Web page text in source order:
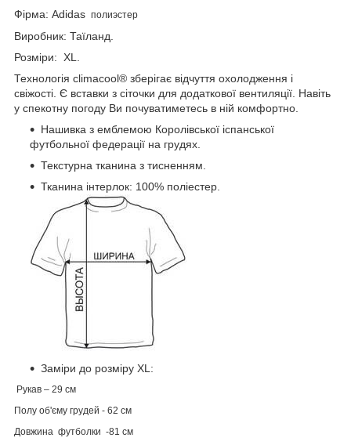
Фірма: Adidas полиэстер
Виробник: Таїланд.
Розміри: XL.
Технологія climacool® зберігає відчуття охолодження і
свіжості. Є вставки з сіточки для додаткової вентиляції. Навіть
у спекотну погоду Ви почуватиметесь в ній комфортно.
Нашивка з емблемою Королівської іспанської
футбольної федерації на грудях.
Текстурна тканина з тисненням.
Тканина інтерлок: 100% поліестер.
Заміри до розміру XL:
Рукав – 29 см
Полу об'єму грудей - 62 см
Довжина футболки -81 см